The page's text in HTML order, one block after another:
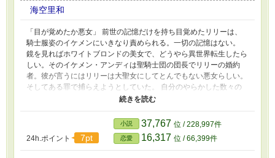
海空里和
「目が覚めたか悪女」 前世の記憶だけを持ち目覚めたリリーは、
騎士服姿のイケメンにいきなり責められる。一切の記憶はない。
鏡を見ればホワイトブロンドの美女で、どうやら異世界転生したら
しい。そのイケメン・アンディは聖騎士団の団長でリリーの婚約
者。彼が言うにはリリーは大聖女にしてとんでもない悪女らしい。
そしてある罪で捕らえようとしていた。 自分のやらかした数々の
罪を聞き絶望するリリーは、前世の後悔から罪を償うことを決め
いながらも見守ることを了承したアンディは、リリーが出頭するそ
の時に婚約破棄をすると告げる。 自分がやらかしてきた罪に次々
と直面するリリーだが、他人を大切にする彼女の誠意に周囲も変わ
っていく。それは婚約者のアンディにも影響を与えていて……。
24h.ポイント 7pt
小説 37,767 位 / 228,997件
恋愛 16,317 位 / 66,399件